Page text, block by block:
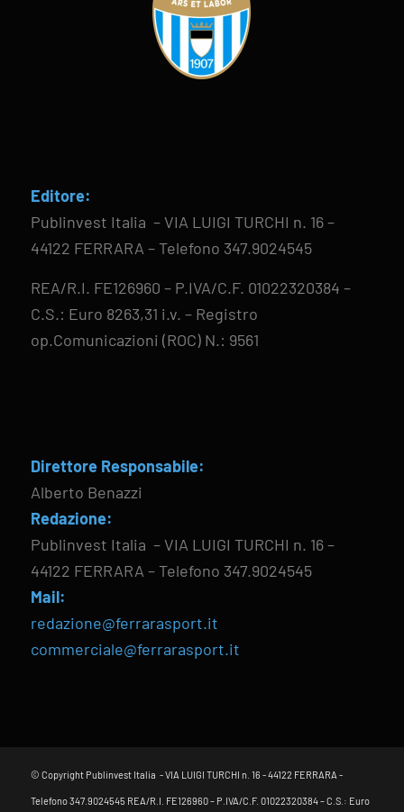
Editore:
Publinvest Italia – VIA LUIGI TURCHI n. 16 –
44122 FERRARA – Telefono 347.9024545
REA/R.I. FE126960 – P.IVA/C.F. 01022320384 –
C.S.: Euro 8263,31 i.v. – Registro
op.Comunicazioni (ROC) N.: 9561
Direttore Responsabile:
Alberto Benazzi
Redazione:
Publinvest Italia – VIA LUIGI TURCHI n. 16 –
44122 FERRARA – Telefono 347.9024545
Mail:
redazione@ferrarasport.it
commerciale@ferrarasport.it
© Copyright Publinvest Italia - VIA LUIGI TURCHI n. 16 - 44122 FERRARA -
Telefono 347.9024545 REA/R.I. FE126960 – P.IVA/C.F. 01022320384 – C.S.: Euro